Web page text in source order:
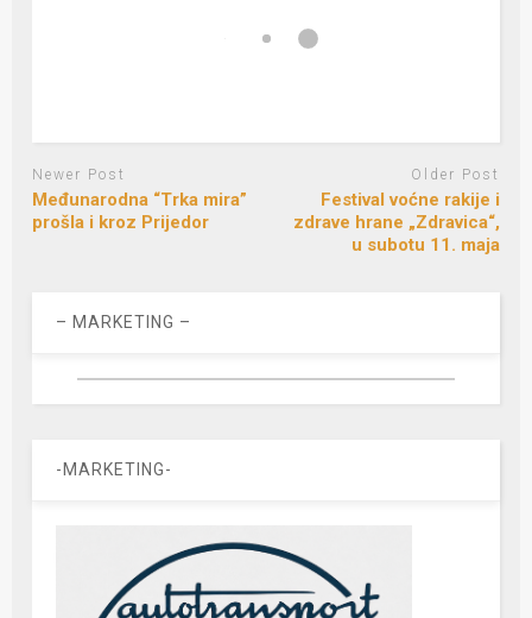
Newer Post
Međunarodna “Trka mira”
prošla i kroz Prijedor
Older Post
Festival voćne rakije i
zdrave hrane „Zdravica“,
u subotu 11. maja
– MARKETING –
-MARKETING-